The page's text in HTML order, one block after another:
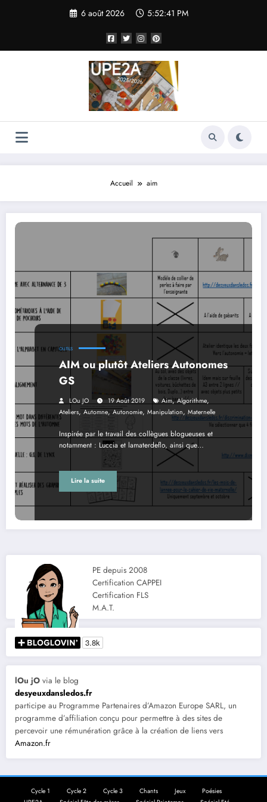
6 août 2026 5:52:41 PM
Accueil aim
OUTILS
AIM ou plutôt Ateliers Autonomes
GS
LOu JO 19 Août 2019 Aim,Algorithme,
Ateliers,Automne,Autonomie, Manipulation, Maternelle
Inspirée par le travail des collègues blogueuses et
notamment : Luccia et lamaterdeflo, ainsi que…
Lire la suite
PE depuis 2008
Certification CAPPEI
Certification FLS
M.A.T.
lOu jO via le blog
desyeuxdansledos.fr
participe au Programme Partenaires d’Amazon Europe SARL, un
programme d’affiliation conçu pour permettre à des sites de
percevoir une rémunération grâce à la création de liens vers
Amazon.fr
Cycle 1 Cycle 2 Cycle 3 Chants Jeux
Poésies